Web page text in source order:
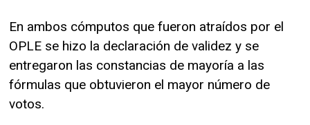
En ambos cómputos que fueron atraídos por el
OPLE se hizo la declaración de validez y se
entregaron las constancias de mayoría a las
fórmulas que obtuvieron el mayor número de
votos.